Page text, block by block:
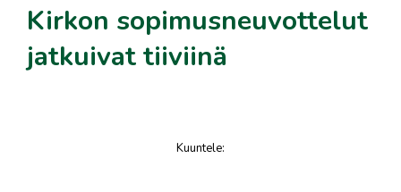
Kirkon sopimusneuvottelut
jatkuivat tiiviinä
Kuuntele: